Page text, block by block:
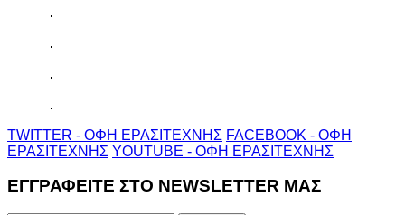
TWITTER - ΟΦΗ ΕΡΑΣΙΤΕΧΝΗΣ FACEBOOK - ΟΦΗ
ΕΡΑΣΙΤΕΧΝΗΣ YOUTUBE - ΟΦΗ ΕΡΑΣΙΤΕΧΝΗΣ
ΕΓΓΡΑΦΕΙΤΕ ΣΤΟ NEWSLETTER ΜΑΣ